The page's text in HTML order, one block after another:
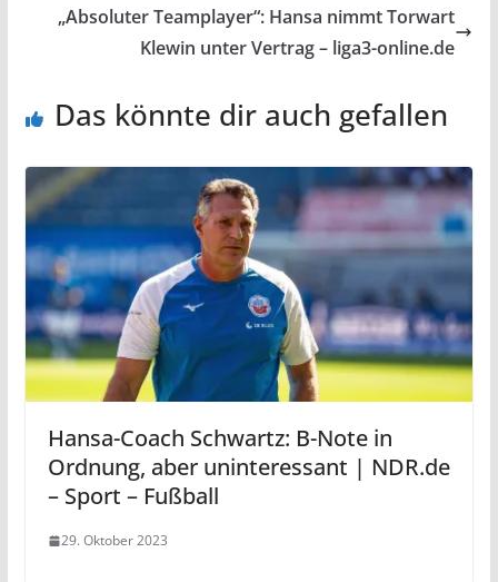
„Absoluter Teamplayer“: Hansa nimmt Torwart
Klewin unter Vertrag – liga3-online.de
Das könnte dir auch gefallen
Hansa-Coach Schwartz: B-Note in
Ordnung, aber uninteressant | NDR.de
– Sport – Fußball
29. Oktober 2023